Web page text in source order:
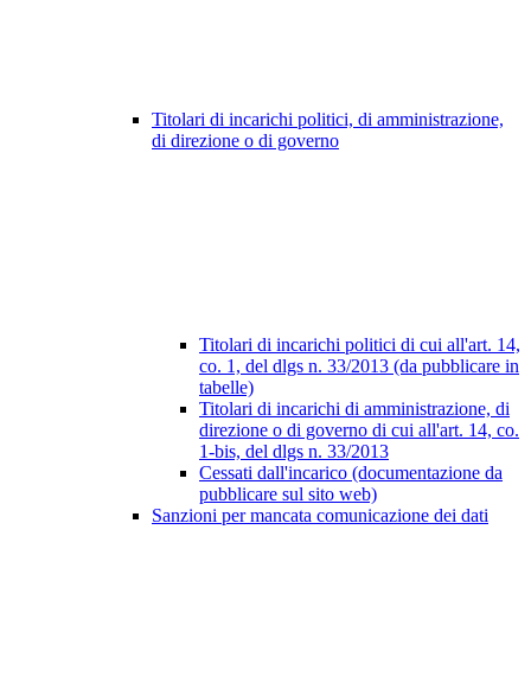
Titolari di incarichi politici, di amministrazione,
di direzione o di governo
Titolari di incarichi politici di cui all'art. 14,
co. 1, del dlgs n. 33/2013 (da pubblicare in
tabelle)
Titolari di incarichi di amministrazione, di
direzione o di governo di cui all'art. 14, co.
1-bis, del dlgs n. 33/2013
Cessati dall'incarico (documentazione da
pubblicare sul sito web)
Sanzioni per mancata comunicazione dei dati